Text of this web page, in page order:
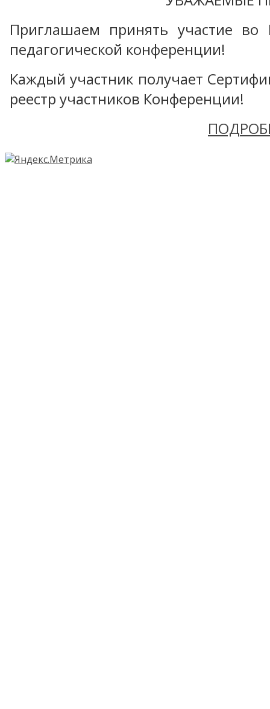
Приглашаем принять участие во
педагогической конференции!
Каждый участник получает
реестр участников Конференции!